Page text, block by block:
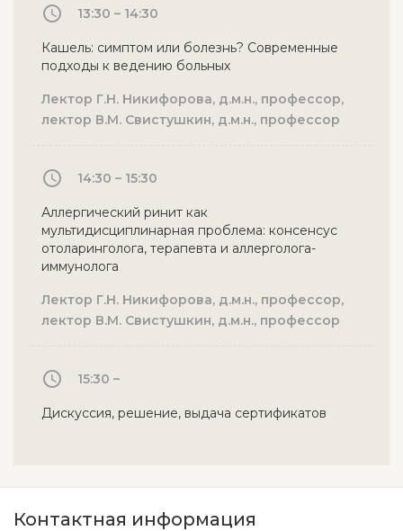
13:30 – 14:30
Кашель: симптом или болезнь? Современные
подходы к ведению больных
Лектор Г.Н. Никифорова, д.м.н., профессор,
лектор В.М. Свистушкин, д.м.н., профессор
14:30 – 15:30
Аллергический ринит как
мультидисциплинарная проблема: консенсус
отоларинголога, терапевта и аллерголога-
иммунолога
Лектор Г.Н. Никифорова, д.м.н., профессор,
лектор В.М. Свистушкин, д.м.н., профессор
15:30 –
Дискуссия, решение, выдача сертификатов
Контактная информация